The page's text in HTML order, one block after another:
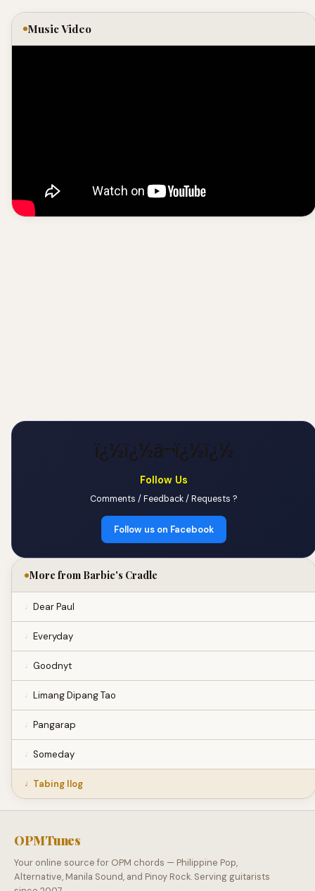
Music Video
ï¿½ï¿½â¬ï¿½ï¿½
Follow Us
Comments / Feedback / Requests ?
Follow us on Facebook
More from Barbie's Cradle
Dear Paul
Everyday
Goodnyt
Limang Dipang Tao
Pangarap
Someday
Tabing Ilog
OPMTunes
Your online source for OPM chords — Philippine Pop,
Alternative, Manila Sound, and Pinoy Rock. Serving guitarists